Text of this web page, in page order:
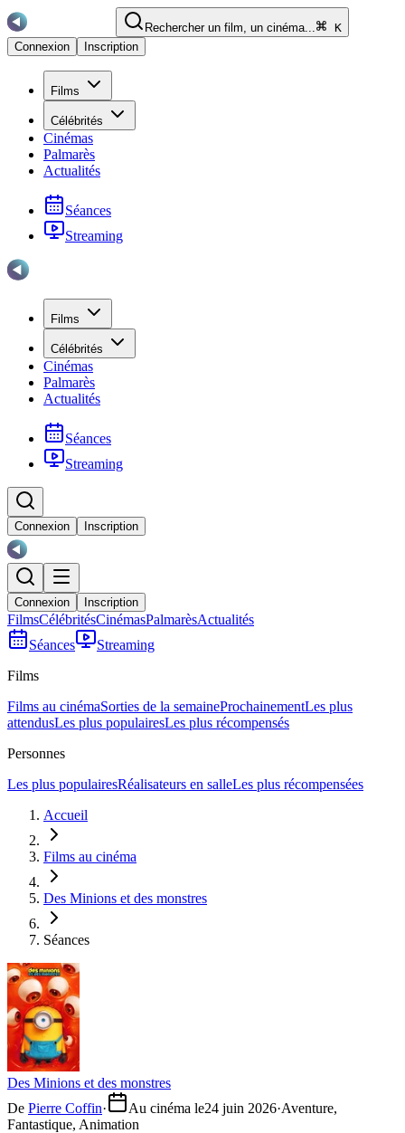
Rechercher un film, un cinéma...
K
Connexion
Inscription
Films
Célébrités
Cinémas
Palmarès
Actualités
Séances
Streaming
Films
Célébrités
Cinémas
Palmarès
Actualités
Séances
Streaming
Connexion Inscription
Connexion Inscription
FilmsCélébritésCinémasPalmarèsActualités
Séances
Streaming
Films
Films au cinémaSorties de la semaineProchainementLes plus
attendusLes plus populairesLes plus récompensés
Personnes
Les plus populairesRéalisateurs en salleLes plus récompensées
Accueil
Films au cinéma
Des Minions et des monstres
Séances
Des Minions et des monstres
De Pierre Coffin· Au cinéma le24 juin 2026·Aventure,
Fantastique, Animation